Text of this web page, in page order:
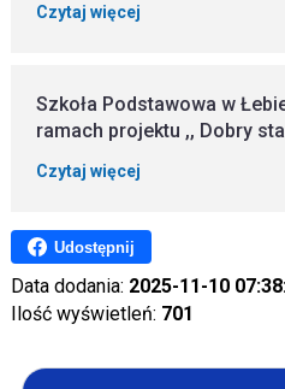
Czytaj więcej
Szkoła Podstawowa w
ramach projektu ,, Dobry
Czytaj więcej
Udostępnij
Data dodania: 2025-11-10
Ilość wyświetleń: 701